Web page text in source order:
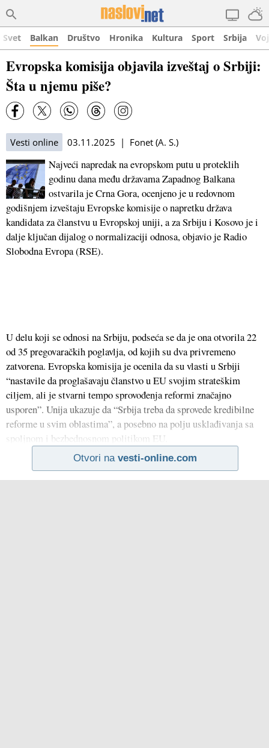
Svet Balkan Društvo Hronika Kultura Sport Srbija
Evropska komisija objavila izveštaj o Srbiji:
Šta u njemu piše?
Vesti online 03.11.2025 | Fonet (A. S.)
Najveći napredak na evropskom putu u proteklih
godinu dana među državama Zapadnog Balkana
ostvarila je Crna Gora, ocenjeno je u redovnom
godišnjem izveštaju Evropske komisije o napretku država
kandidata za članstvu u Evropskoj uniji, a za Srbiju i Kosovo je i
dalje ključan dijalog o normalizaciji odnosa, objavio je Radio
Slobodna Evropa (RSE).
U delu koji se odnosi na Srbiju, podseća se da je ona otvorila 22
od 35 pregovaračkih poglavlja, od kojih su dva privremeno
zatvorena. Evropska komisija je ocenila da su vlasti u Srbiji
“nastavile da proglašavaju članstvo u EU svojim strateškim
ciljem, ali je stvarni tempo sprovođenja reformi značajno
usporen”. Unija ukazuje da “Srbija treba da sprovede kredibilne
reforme u svim oblastima”, a posebno na polju usklađivanja sa
spoljnom i bezbednosnom politikom EU.
Otvori na vesti-online.com